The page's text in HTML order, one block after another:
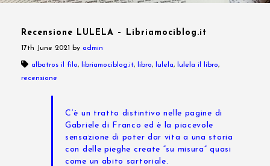
Recensione LULELA – Libriamociblog.it
17th June 2021 by admin
albatros il filo, libriamociblog.it, libro, lulela, lulela il libro,
recensione
C’è un tratto distintivo nelle pagine di
Gabriele di Franco ed è la piacevole
sensazione di poter dar vita a una storia
con delle pieghe create “su misura” quasi
come un abito sartoriale.